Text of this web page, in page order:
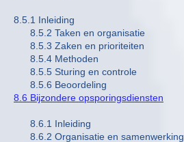
8.5.1 Inleiding
8.5.2 Taken en organisatie
8.5.3 Zaken en prioriteiten
8.5.4 Methoden
8.5.5 Sturing en controle
8.5.6 Beoordeling
8.6 Bijzondere opsporingsdiensten
8.6.1 Inleiding
8.6.2 Organisatie en samenwerking